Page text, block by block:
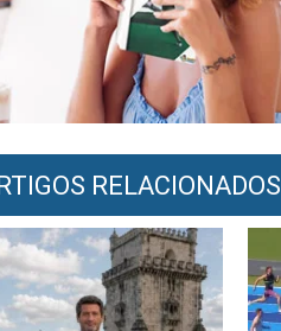
RELACIONADOS